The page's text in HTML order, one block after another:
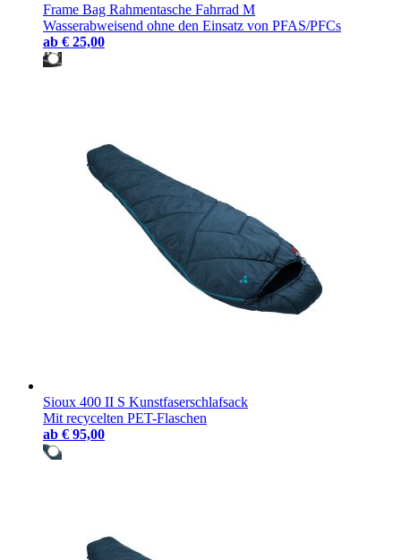
Frame Bag Rahmentasche Fahrrad M
Wasserabweisend ohne den Einsatz von PFAS/PFCs
ab € 25,00
Sioux 400 II S Kunstfaserschlafsack
Mit recycelten PET-Flaschen
ab € 95,00